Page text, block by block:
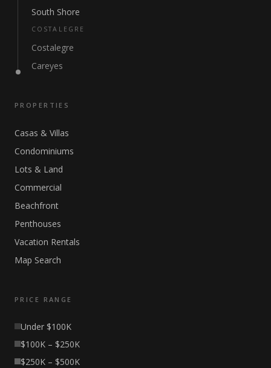
South Shore
COSTALEGRE
Costalegre
Careyes
PROPERTIES
Casas & Villas
Condominiums
Lots & Land
Commercial
Beachfront
Penthouses
Vacation Rentals
Map Search
PRICE RANGE
Under $100K
$100K – $250K
$250K – $500K